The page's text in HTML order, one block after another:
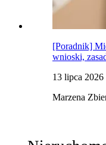
[Poradnik]
wnioski,
13 lipca 2026
Marzena